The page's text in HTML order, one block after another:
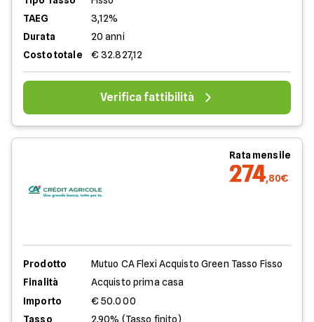
TAEG
3,12%
Durata
20 anni
Costo totale
€ 32.827,12
Verifica fattibilità
Rata mensile
274,80€
Prodotto
Mutuo CA Flexi Acquisto Green Tasso Fisso
Finalità
Acquisto prima casa
Importo
€ 50.000
Tasso
2,90% (Tasso finito)